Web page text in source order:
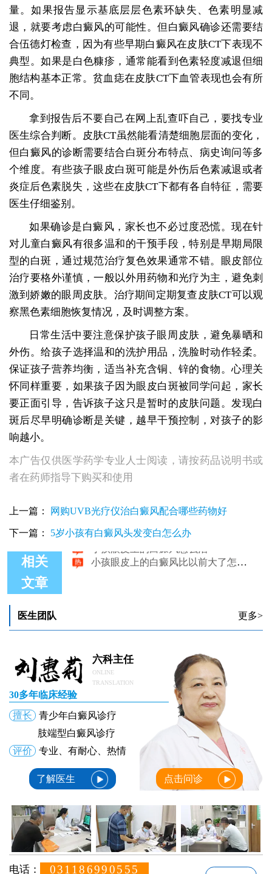
量。如果报告显示基底层层色素环缺失、色素明显减
退，就要考虑白癜风的可能性。但白癜风确诊还需要结
合伍德灯检查，因为有些早期白癜风在皮肤CT下表现不
典型。如果是白色糠疹，通常能看到色素轻度减退但细
胞结构基本正常。贫血痣在皮肤CT下血管表现也会有所
不同。
拿到报告后不要自己在网上乱查吓自己，要找专业
医生综合判断。皮肤CT虽然能看清楚细胞层面的变化，
但白癜风的诊断需要结合白斑分布特点、病史询问等多
个维度。有些孩子眼皮白斑可能是外伤后色素减退或者
炎症后色素脱失，这些在皮肤CT下都有各自特征，需要
医生仔细鉴别。
如果确诊是白癜风，家长也不必过度恐慌。现在针
对儿童白癜风有很多温和的干预手段，特别是早期局限
型的白斑，通过规范治疗复色效果通常不错。眼皮部位
治疗要格外谨慎，一般以外用药物和光疗为主，避免刺
激到娇嫩的眼周皮肤。治疗期间定期复查皮肤CT可以观
察黑色素细胞恢复情况，及时调整方案。
日常生活中要注意保护孩子眼周皮肤，避免暴晒和
外伤。给孩子选择温和的洗护用品，洗脸时动作轻柔。
保证孩子营养均衡，适当补充含铜、锌的食物。心理关
怀同样重要，如果孩子因为眼皮白斑被同学问起，家长
要正面引导，告诉孩子这只是暂时的皮肤问题。发现白
斑后尽早明确诊断是关键，越早干预控制，对孩子的影
响越小。
本广告仅供医学药学专业人士阅读，请按药品说明书或
者在药师指导下购买和使用
上一篇： 网购UVB光疗仪治白癜风配合哪些药物好
下一篇： 5岁小孩有白癜风头发变白怎么办
相关
文章
小孩眼皮上的白癜风照308激光会好吗
小孩眼皮上有白斑能照皮肤CT吗
小孩眼皮上的白癜风怎么治
小孩眼皮上的白癜风比以前大了怎么治
医生团队 更多>
六科主任
ONLINE
TRANSLATION
30多年临床经验
擅长
青少年白癜风诊疗
肢端型白癜风诊疗
评价
专业、有耐心、热情
了解医生 点击问诊
电话： 031186990555